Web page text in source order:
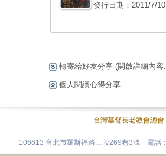
發行日期：2011/7/10
轉寄給好友分享 (開啟詳細內容
個人閱讀心得分享
台灣基督長老教會總會
106613 台北市羅斯福路三段269巷3號 電